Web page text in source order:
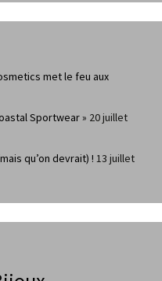
met le feu aux
Sportwear » 20 juillet
qu’on devrait) ! 13 juillet